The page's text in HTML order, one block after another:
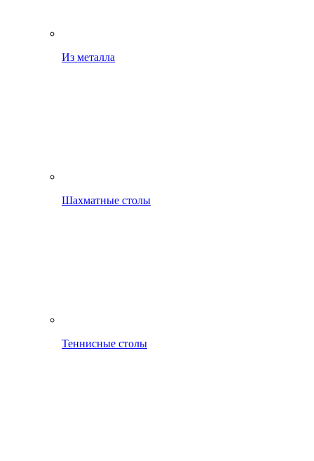
Из металла
Шахматные столы
Теннисные столы